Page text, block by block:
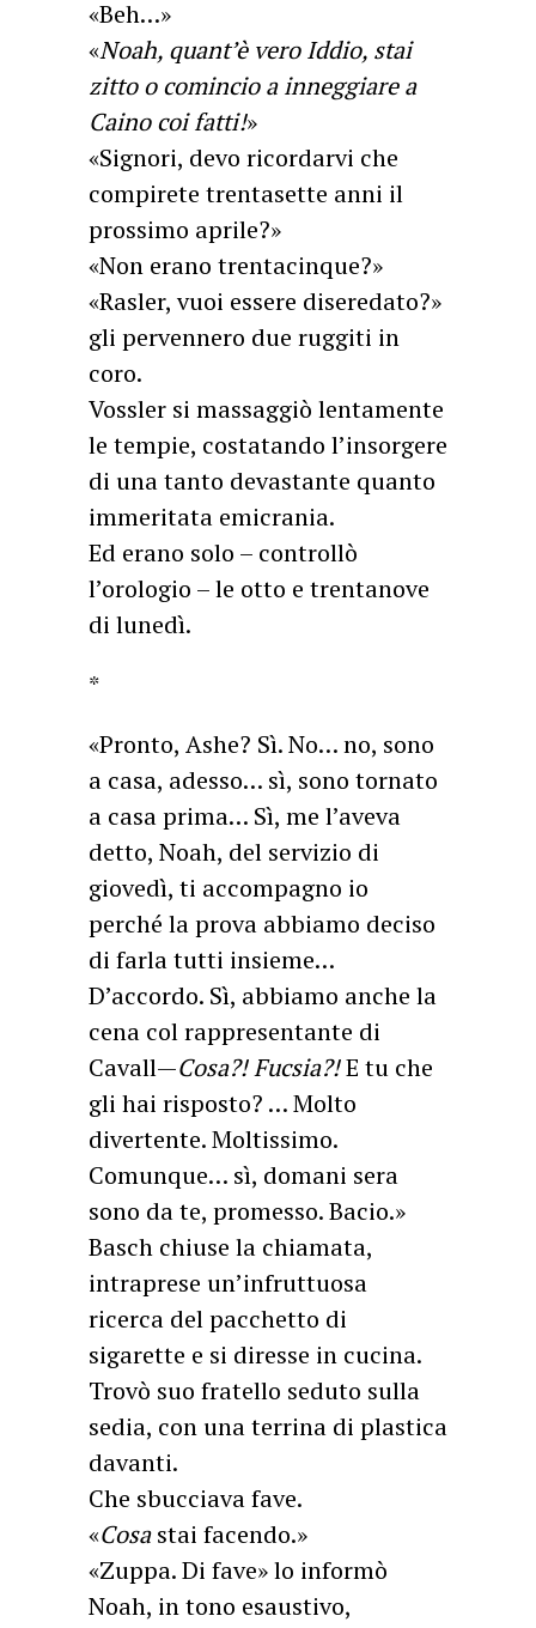
«Beh…»
«Noah, quant’è vero Iddio, stai
zitto o comincio a inneggiare a
Caino coi fatti!»
«Signori, devo ricordarvi che
compirete trentasette anni il
prossimo aprile?»
«Non erano trentacinque?»
«Rasler, vuoi essere diseredato?»
gli pervennero due ruggiti in
coro.
Vossler si massaggiò lentamente
le tempie, costatando l’insorgere
di una tanto devastante quanto
immeritata emicrania.
Ed erano solo – controllò
l’orologio – le otto e trentanove
di lunedì.
*
«Pronto, Ashe? Sì. No… no, sono
a casa, adesso… sì, sono tornato
a casa prima… Sì, me l’aveva
detto, Noah, del servizio di
giovedì, ti accompagno io
perché la prova abbiamo deciso
di farla tutti insieme…
D’accordo. Sì, abbiamo anche la
cena col rappresentante di
Cavall—Cosa?! Fucsia?!E tu che
gli hai risposto? … Molto
divertente. Moltissimo.
Comunque… sì, domani sera
sono da te, promesso. Bacio.»
Basch chiuse la chiamata,
intraprese un’infruttuosa
ricerca del pacchetto di
sigarette e si diresse in cucina.
Trovò suo fratello seduto sulla
sedia, con una terrina di plastica
davanti.
Che sbucciava fave.
«Cosastai facendo.»
«Zuppa. Di fave» lo informò
Noah, in tono esaustivo,